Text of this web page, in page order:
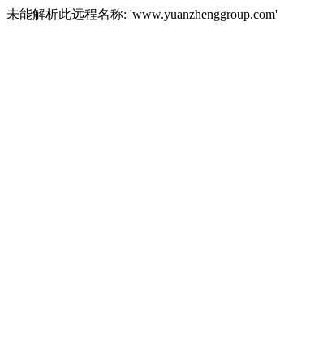
未能解析此远程名称: 'www.yuanzhenggroup.com'